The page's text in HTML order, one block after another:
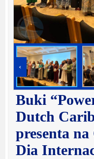
‹
Buki
Dutch
presenta
Dia